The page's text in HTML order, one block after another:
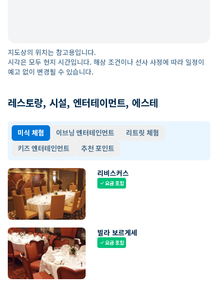
지도상의 위치는 참고용입니다.
시각은 모두 현지 시간입니다. 해상 조건이나 선사 사정에 따라 일정이
예고 없이 변경될 수 있습니다.
레스토랑, 시설, 엔터테이먼트, 에스테
미식 체험 이브닝 엔터테인먼트
리트릿 체험
키즈 엔터테인먼트
추천 포인트
리비스커스
check요금 포함
빌라 보르게세
check요금 포함